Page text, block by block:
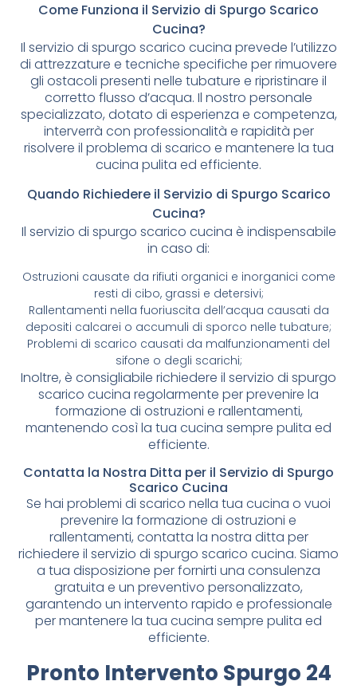
Come Funziona il Servizio di Spurgo Scarico
Cucina?
Il servizio di spurgo scarico cucina prevede l’utilizzo
di attrezzature e tecniche specifiche per rimuovere
gli ostacoli presenti nelle tubature e ripristinare il
corretto flusso d’acqua. Il nostro personale
specializzato, dotato di esperienza e competenza,
interverrà con professionalità e rapidità per
risolvere il problema di scarico e mantenere la tua
cucina pulita ed efficiente.
Quando Richiedere il Servizio di Spurgo Scarico
Cucina?
Il servizio di spurgo scarico cucina è indispensabile
in caso di:
Ostruzioni causate da rifiuti organici e inorganici come
resti di cibo, grassi e detersivi;
Rallentamenti nella fuoriuscita dell’acqua causati da
depositi calcarei o accumuli di sporco nelle tubature;
Problemi di scarico causati da malfunzionamenti del
sifone o degli scarichi;
Inoltre, è consigliabile richiedere il servizio di spurgo
scarico cucina regolarmente per prevenire la
formazione di ostruzioni e rallentamenti,
mantenendo così la tua cucina sempre pulita ed
efficiente.
Contatta la Nostra Ditta per il Servizio di Spurgo
Scarico Cucina
Se hai problemi di scarico nella tua cucina o vuoi
prevenire la formazione di ostruzioni e
rallentamenti, contatta la nostra ditta per
richiedere il servizio di spurgo scarico cucina. Siamo
a tua disposizione per fornirti una consulenza
gratuita e un preventivo personalizzato,
garantendo un intervento rapido e professionale
per mantenere la tua cucina sempre pulita ed
efficiente.
Pronto Intervento Spurgo 24